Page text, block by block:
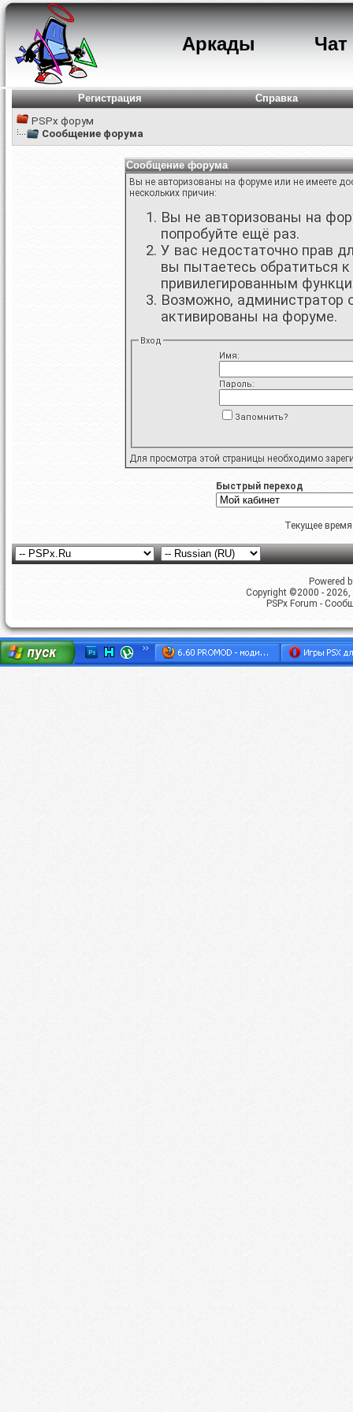
Аркады Чат
Регистрация
Справка
PSPx форум
Сообщение форума
Сообщение форума
Вы не авторизованы на форуме или не имеете
нескольких причин:
Вы не авторизованы на
попробуйте ещё раз.
У вас недостаточно прав
вы пытаетесь обратиться
привилегированным
Возможно, администратор
активированы на форуме.
Вход
Имя:
Пароль:
Запомнить?
Для просмотра этой страницы необходимо
Быстрый переход
Текущее
Powered
Copyright ©2000 -
PSPx Forum -